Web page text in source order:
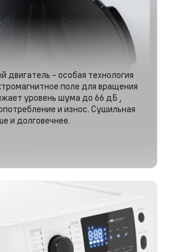
двигатель - особая технология
поле для вращения
уровень шума до 66 дБ ,
и износ. Сушильная
и долговечнее.